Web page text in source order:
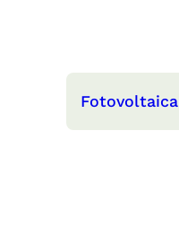
Fotovoltaica